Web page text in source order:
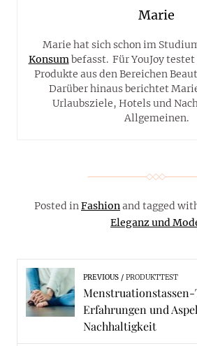
Marie
Marie hat sich schon im
Konsumbefasst. Für YouJoy
Produkte aus den Bereichen
Darüber hinaus berichtet
Urlaubsziele, Hotels und
Allgemeinen.
Posted inFashionand tagged
Eleganz und
PREVIOUS PRODUKTTEST
Menstruationstassen-
Erfahrungen und
Nachhaltigkeit